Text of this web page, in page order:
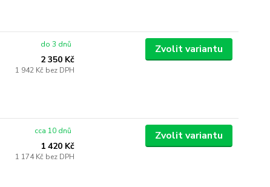
2 350 Kč
1 942 Kč bez DPH
do 3 dnů Zvolit variantu
1 420 Kč
1 174 Kč bez DPH
cca 10 dnů Zvolit variantu